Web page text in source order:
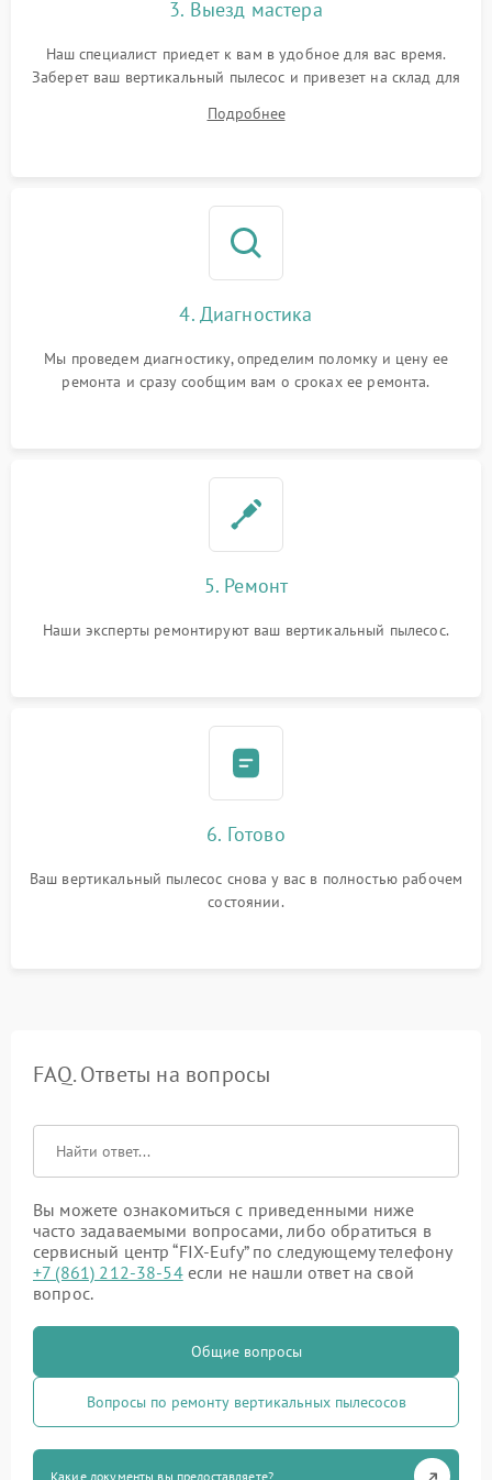
3. Выезд мастера
Наш специалист приедет к вам в удобное для вас время.
Заберет ваш вертикальный пылесос и привезет на склад для
Подробнее
4. Диагностика
Мы проведем диагностику, определим поломку и цену ее
ремонта и сразу сообщим вам о сроках ее ремонта.
5. Ремонт
Наши эксперты ремонтируют ваш вертикальный пылесос.
6. Готово
Ваш вертикальный пылесос снова у вас в полностью рабочем
состоянии.
FAQ. Ответы на вопросы
Вы можете ознакомиться с приведенными ниже
часто задаваемыми вопросами, либо обратиться в
сервисный центр “FIX-Eufy” по следующему телефону
+7 (861) 212-38-54если не нашли ответ на свой
вопрос.
Общие вопросы
Вопросы по ремонту вертикальных пылесосов
Какие документы вы предоставляете?